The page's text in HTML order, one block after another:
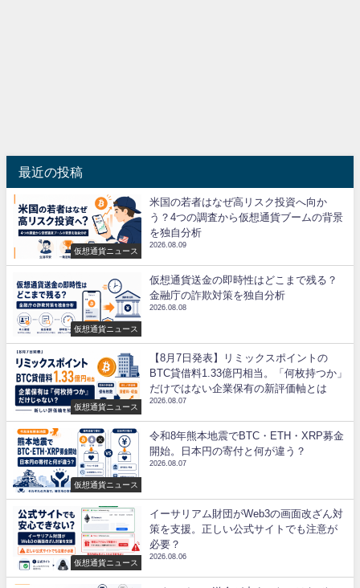
最近の投稿
仮想通貨ニュース
米国の若者はなぜ高リスク投資へ向か
う？4つの調査から仮想通貨ブームの背景
を独自分析
2026.08.09
仮想通貨ニュース
仮想通貨送金の即時性はどこまで残る？
金融庁の詐欺対策を独自分析
2026.08.08
仮想通貨ニュース
【8月7日発表】リミックスポイントの
BTC貸借料1.33億円相当。「何枚持つか」
だけではない企業保有の新評価軸とは
2026.08.07
仮想通貨ニュース
令和8年熊本地震でBTC・ETH・XRP募金
開始。日本円の寄付と何が違う？
2026.08.07
仮想通貨ニュース
イーサリアム財団がWeb3の画面改ざん対
策を支援。正しい公式サイトでも注意が
必要？
2026.08.06